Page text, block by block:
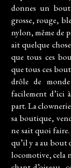
donnes un
grosse, rouge,
nylon, même de
ait quelque
que tous ces
que tous ces
drôle de
facilement d’ici
part. La
sa boutique,
ne sait quoi faire.
qu’il y a au bout
locomotive, cela